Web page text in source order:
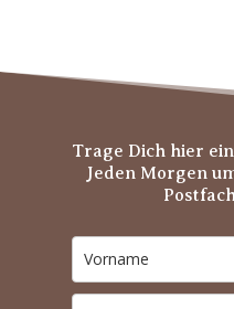
Trage Dich hier
Jeden Morgen